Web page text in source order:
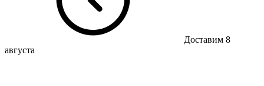
Доставим 8
августа